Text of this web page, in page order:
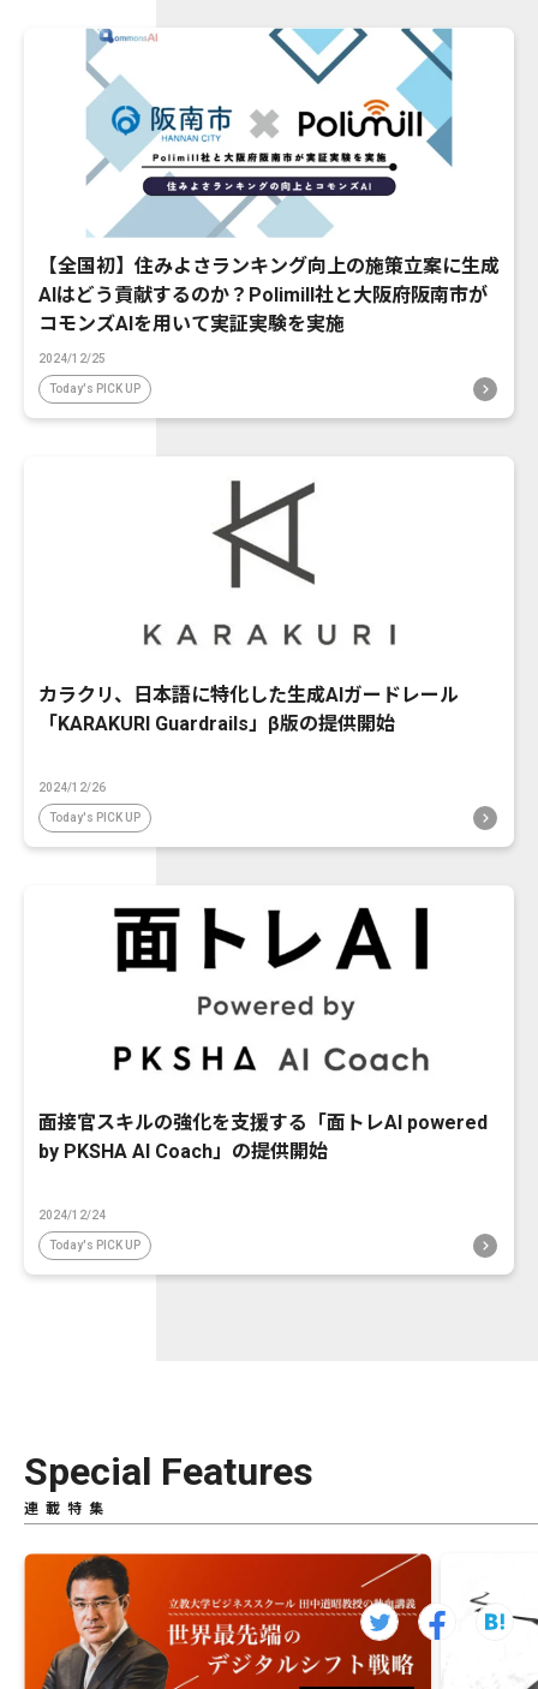
【全国初】住みよさランキング向上の施策立案に生成
AIはどう貢献するのか？Polimill社と大阪府阪南市が
コモンズAIを用いて実証実験を実施
2024/12/25
Today's PICK UP
カラクリ、日本語に特化した生成AIガードレール
「KARAKURI Guardrails」β版の提供開始
2024/12/26
Today's PICK UP
面接官スキルの強化を支援する「面トレAI powered
by PKSHA AI Coach」の提供開始
2024/12/24
Today's PICK UP
Special Features
連載特集